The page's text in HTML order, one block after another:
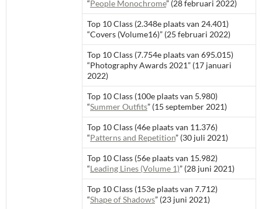
“People Monochrome” (28 februari 2022)
Top 10 Class (2.348e plaats van 24.401)
“Covers (Volume16)” (25 februari 2022)
Top 10 Class (7.754e plaats van 695.015)
“Photography Awards 2021” (17 januari
2022)
Top 10 Class (100e plaats van 5.980)
“Summer Outfits” (15 september 2021)
Top 10 Class (46e plaats van 11.376)
“Patterns and Repetition” (30 juli 2021)
Top 10 Class (56e plaats van 15.982)
“Leading Lines (Volume 1)” (28 juni 2021)
Top 10 Class (153e plaats van 7.712)
“Shape of Shadows” (23 juni 2021)